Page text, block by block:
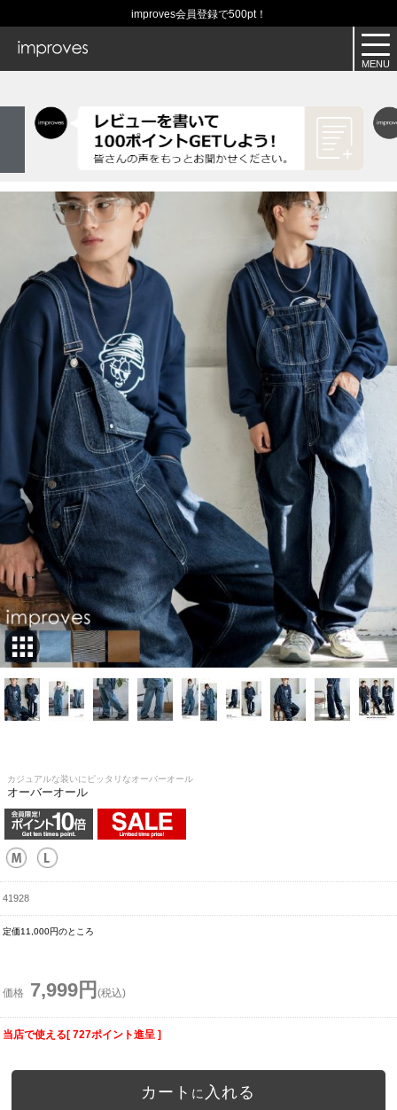
improves会員登録で500pt！
カジュアルな装いにピッタリなオーバーオール
オーバーオール
41928
定価11,000円のところ
価格 7,999円 (税込)
当店で使える[ 727ポイント進呈 ]
カート に 入れる